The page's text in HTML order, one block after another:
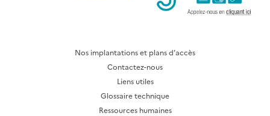
Nos implantations et plans d’accès
Contactez-nous
Liens utiles
Glossaire technique
Ressources humaines